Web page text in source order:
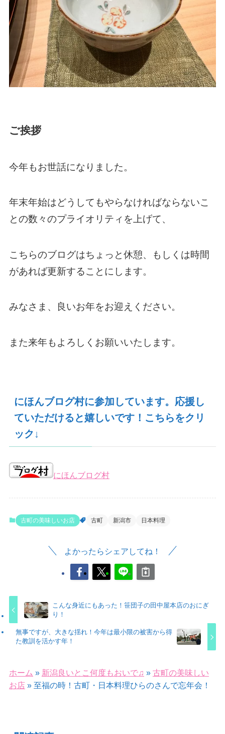
ご挨拶
今年もお世話になりました。
年末年始はどうしてもやらなければならないこ
との数々のプライオリティを上げて、
こちらのブログはちょっと休憩、もしくは時間
があれば更新することにします。
みなさま、良いお年をお迎えください。
また来年もよろしくお願いいたします。
にほんブログ村に参加しています。応援し
ていただけると嬉しいです！こちらをクリ
ック↓
にほんブログ村
古町の美味しいお店 古町 新潟市 日本料理
よかったらシェアしてね！
こんな身近にもあった！笹団子の田中屋本店のおにぎ
り！
無事ですが、大きな揺れ！今年は最小限の被害から得
た教訓を活かす年！
ホーム » 新潟良いとこ何度もおいで♫ » 古町の美味しい
お店 »至福の時！古町・日本料理ひらのさんで忘年会！